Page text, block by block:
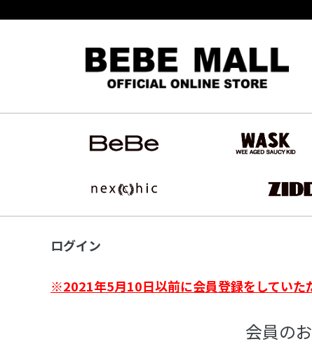
ログイン
※2021年5月10日以前に会員登録をしていた
会員の